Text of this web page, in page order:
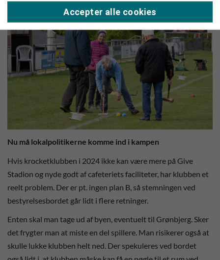
Nu må lokalpolitikerne komme ind i kampen
Hvis krocketklubben i 2024 ikke kan være mere på Give
Stadion og nyde godt af cafeteriets faciliteter, har klubben et
reelt problem. Der er pt. ingen plan B, så stemningen ved
bestyrelsesbordet går lidt i flere retninger.
Enten skal man tage ud af byen, eventuelt til Grønbjerg. Sker
det frygter man at miste en del spillere. Man risikerer også at
skulle lukke klubben helt ned. Der spekuleres ved bordet
Accepter alle cookies